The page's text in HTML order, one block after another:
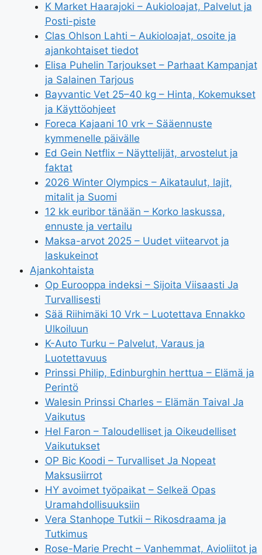
K Market Haarajoki – Aukioloajat, Palvelut ja
Posti-piste
Clas Ohlson Lahti – Aukioloajat, osoite ja
ajankohtaiset tiedot
Elisa Puhelin Tarjoukset – Parhaat Kampanjat
ja Salainen Tarjous
Bayvantic Vet 25–40 kg – Hinta, Kokemukset
ja Käyttöohjeet
Foreca Kajaani 10 vrk – Sääennuste
kymmenelle päivälle
Ed Gein Netflix – Näyttelijät, arvostelut ja
faktat
2026 Winter Olympics – Aikataulut, lajit,
mitalit ja Suomi
12 kk euribor tänään – Korko laskussa,
ennuste ja vertailu
Maksa-arvot 2025 – Uudet viitearvot ja
laskukeinot
Ajankohtaista
Op Eurooppa indeksi – Sijoita Viisaasti Ja
Turvallisesti
Sää Riihimäki 10 Vrk – Luotettava Ennakko
Ulkoiluun
K-Auto Turku – Palvelut, Varaus ja
Luotettavuus
Prinssi Philip, Edinburghin herttua – Elämä ja
Perintö
Walesin Prinssi Charles – Elämän Taival Ja
Vaikutus
Hel Faron – Taloudelliset ja Oikeudelliset
Vaikutukset
OP Bic Koodi – Turvalliset Ja Nopeat
Maksusiirrot
HY avoimet työpaikat – Selkeä Opas
Uramahdollisuuksiin
Vera Stanhope Tutkii – Rikosdraama ja
Tutkimus
Rose-Marie Precht – Vanhemmat, Avioliitot ja